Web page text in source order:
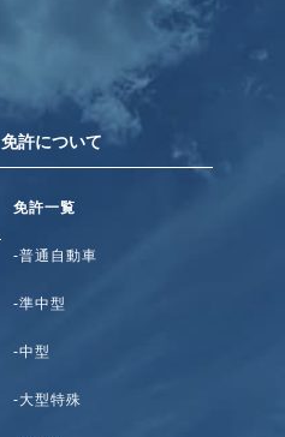
免許について
免許一覧
-普通自動車
-準中型
-中型
-大型特殊